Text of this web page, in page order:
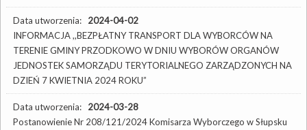
Data utworzenia: 2024-04-02
INFORMACJA ,,BEZPŁATNY TRANSPORT DLA WYBORCÓW NA
TERENIE GMINY PRZODKOWO W DNIU WYBORÓW ORGANÓW
JEDNOSTEK SAMORZĄDU TERYTORIALNEGO ZARZĄDZONYCH NA
DZIEŃ 7 KWIETNIA 2024 ROKU”
Data utworzenia: 2024-03-28
Postanowienie Nr 208/121/2024 Komisarza Wyborczego w Słupsku